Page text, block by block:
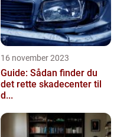
16 november 2023
Guide: Sådan finder du
det rette skadecenter til
d...